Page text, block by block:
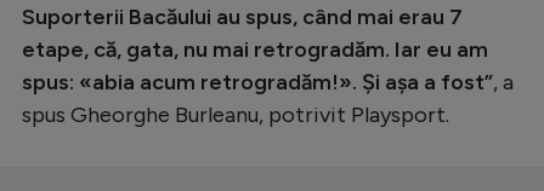
Suporterii Bacăului au spus, când mai erau 7
etape, că, gata, nu mai retrogradăm. Iar eu am
spus: «abia acum retrogradăm!». Și așa a fost”, a
spus Gheorghe Burleanu, potrivit Playsport.